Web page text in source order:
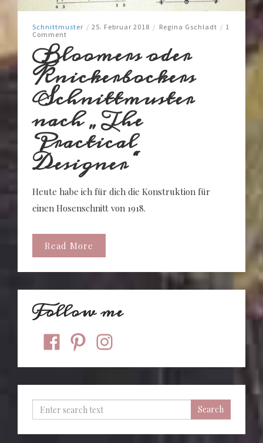
Schnittmuster / 25. Februar 2018 / Regina Gschladt / 1
Comment
Bloomers oder
Knickerbockers
Schnittmuster
nach „The
Practical
Designer“
Heute habe ich für dich die Konstruktion für
einen Hosenschnitt von 1918.
Read More
Follow me
facebookpinterestinstagram